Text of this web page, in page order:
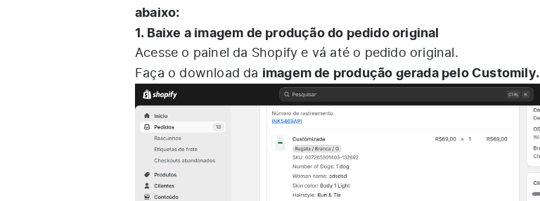
abaixo:
1. Baixe a imagem de produção do pedido original
Acesse o painel da Shopify e vá até o pedido original.
Faça o download da imagem de produção gerada pelo Customily.